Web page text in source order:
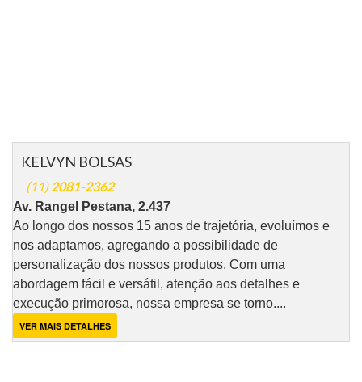
KELVYN BOLSAS
(11) 2081-2362
Av. Rangel Pestana, 2.437
Ao longo dos nossos 15 anos de trajetória, evoluímos e
nos adaptamos, agregando a possibilidade de
personalização dos nossos produtos. Com uma
abordagem fácil e versátil, atenção aos detalhes e
execução primorosa, nossa empresa se torno....
VER MAIS DETALHES